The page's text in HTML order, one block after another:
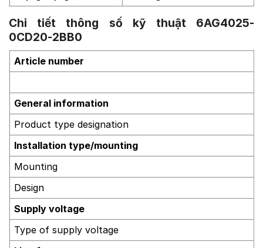
Chi tiết thông số kỹ thuật 6AG4025-
0CD20-2BB0
Article number
General information
Product type designation
Installation type/mounting
Mounting
Design
Supply voltage
Type of supply voltage